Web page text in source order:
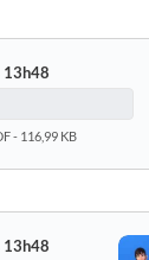
13h48
- 116,99 KB
13h48